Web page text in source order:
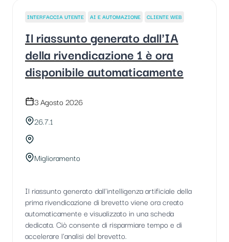
INTERFACCIA UTENTE AI E AUTOMAZIONE CLIENTE WEB
Il riassunto generato dall'IA
della rivendicazione 1 è ora
disponibile automaticamente
3 Agosto 2026
26.7.1
Miglioramento
Il riassunto generato dall'intelligenza artificiale della
prima rivendicazione di brevetto viene ora creato
automaticamente e visualizzato in una scheda
dedicata. Ciò consente di risparmiare tempo e di
accelerare l'analisi del brevetto.